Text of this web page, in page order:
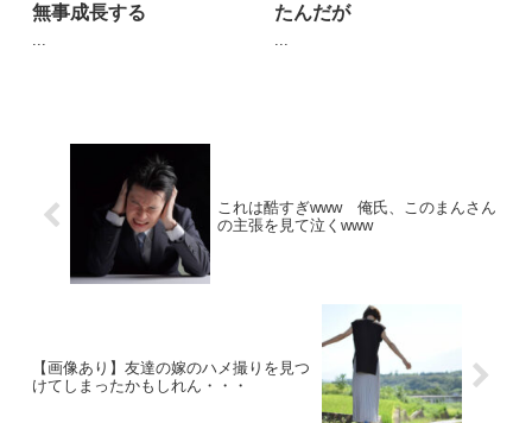
無事成長する
たんだが
これは酷すぎwww 俺氏、このまんさん
の主張を見て泣くwww
【画像あり】友達の嫁のハメ撮りを見つ
けてしまったかもしれん・・・